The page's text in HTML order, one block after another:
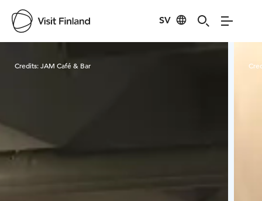
SV
Credits:JAM Café & Bar